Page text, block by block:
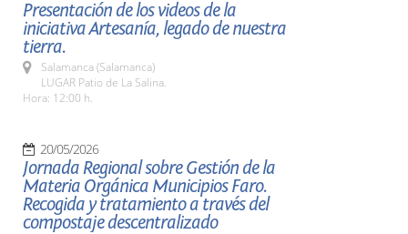
Presentación de los videos de la
iniciativa Artesanía, legado de nuestra
tierra.
Salamanca (Salamanca)
LUGAR Patio de La Salina.
Hora: 12:00 h.
20/05/2026
Jornada Regional sobre Gestión de la
Materia Orgánica Municipios Faro.
Recogida y tratamiento a través del
compostaje descentralizado